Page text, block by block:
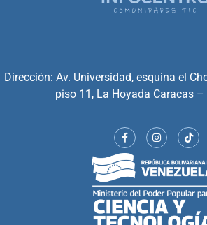
Dirección: Av. Universidad, esquina el
piso 11, La Hoyada Caracas –